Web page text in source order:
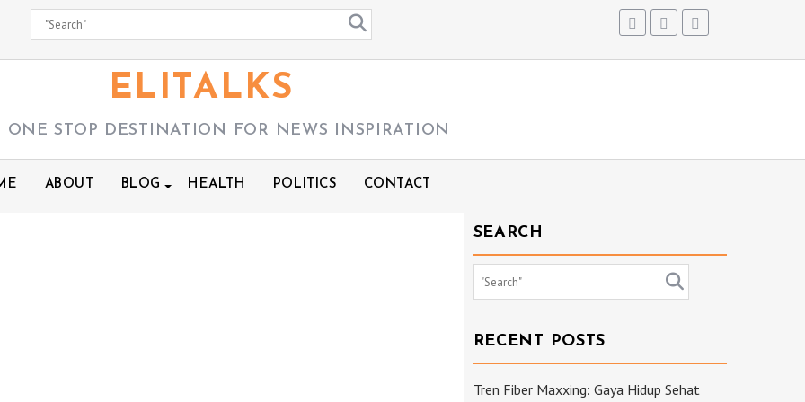
ELITALKS
ONE STOP DESTINATION FOR NEWS INSPIRATION
ABOUT BLOG HEALTH POLITICS CONTACT
SEARCH
RECENT POSTS
Tren Fiber Maxxing: Gaya Hidup Sehat